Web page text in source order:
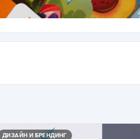
ДИЗАЙН И БРЕНДИНГ